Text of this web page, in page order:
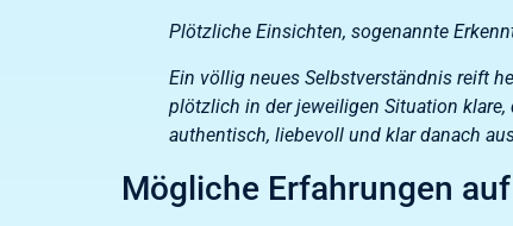
Plötzliche Einsichten, sogenannte
Ein völlig neues Selbstverständnis reift
plötzlich in der jeweiligen Situation
authentisch, liebevoll und klar danach
Mögliche Erfahrungen